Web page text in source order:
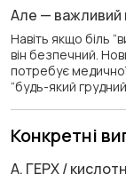
Але —
Навіть якщо біль
він безпечний.
потребує
“будь-який грудний
Конкретні
А. ГЕРХ /